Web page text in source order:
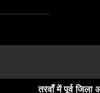
तरवाँ में पूर्व जिला अध्यक्ष ...